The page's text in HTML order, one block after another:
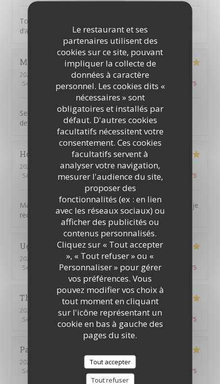
Le restaurant et ses
partenaires utilisent des
cookies sur ce site, pouvant
impliquer la collecte de
données à caractère
personnel. Les cookies dits «
nécessaires » sont
obligatoires et installés par
défaut. D'autres cookies
facultatifs nécessitent votre
consentement. Ces cookies
facultatifs servent à
analyser votre navigation,
mesurer l'audience du site,
proposer des
fonctionnalités (ex : en lien
avec les réseaux sociaux) ou
afficher des publicités ou
contenus personnalisés.
Cliquez sur « Tout accepter
», « Tout refuser » ou «
Personnaliser » pour gérer
vos préférences. Vous
pouvez modifier vos choix à
tout moment en cliquant
sur l'icône représentant un
cookie en bas à gauche des
pages du site.
Tout accepter
Tout refuser
Tout était parfait comme d’habitude, c’est une chance
d’avoir CME à clichy sous bois
Marie jose D
2026-07-23
- 12:45 - Couverts 2
Service
/5 Ambiance: /5 Cuisine:5/5 Qualité / Prix /5
Serveur aux petits soins cuisine très bonne on ne
demande qu’à y revenir
Hocine
2026-07-16
- 12:30 - Couverts 7
Service
Ambiance: 5/5 Cuisine: 5/5 Qualité / Prix /5
Magnifique, tout était parfait. L’accueil la présentation je
recommande encore merci
Ughetto Z
2026-07-21
- 12:15 - Couverts 2
Service
Ambiance: 5/5 Cuisine:5/5 Qualité / Prix /5
Thierry B
2026-07-09
- 12:30 - Couverts 2
Service
Ambiance 5 Cuisine /5 Qualité / Prix /5
Patrick
2026-07-09
- 12:15 - Couverts 16
Service
Ambiance:5/5 Cuisine:5 /5